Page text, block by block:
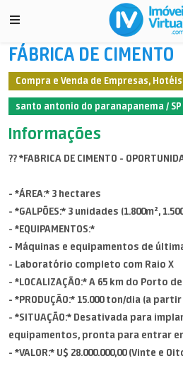
FÁBRICA DE CIMENTO
Compra e Venda de Empresas,
santo antonio do paranapanema / SP
Informações
?? *FABRICA DE CIMENTO -
- *ÁREA:* 3 hectares
- *GALPÕES:* 3 unidades (1.800m²,
- *EQUIPAMENTOS:*
- Máquinas e equipamentos de
- Laboratório completo com Raio X
- *LOCALIZAÇÃO:* A 65 km do Porto
- *PRODUÇÃO:* 15.000 ton/dia (a
- *SITUAÇÃO:* Desativada para
equipamentos, pronta para entrar
- *VALOR:* U$ 28.000.000,00 (Vinte e